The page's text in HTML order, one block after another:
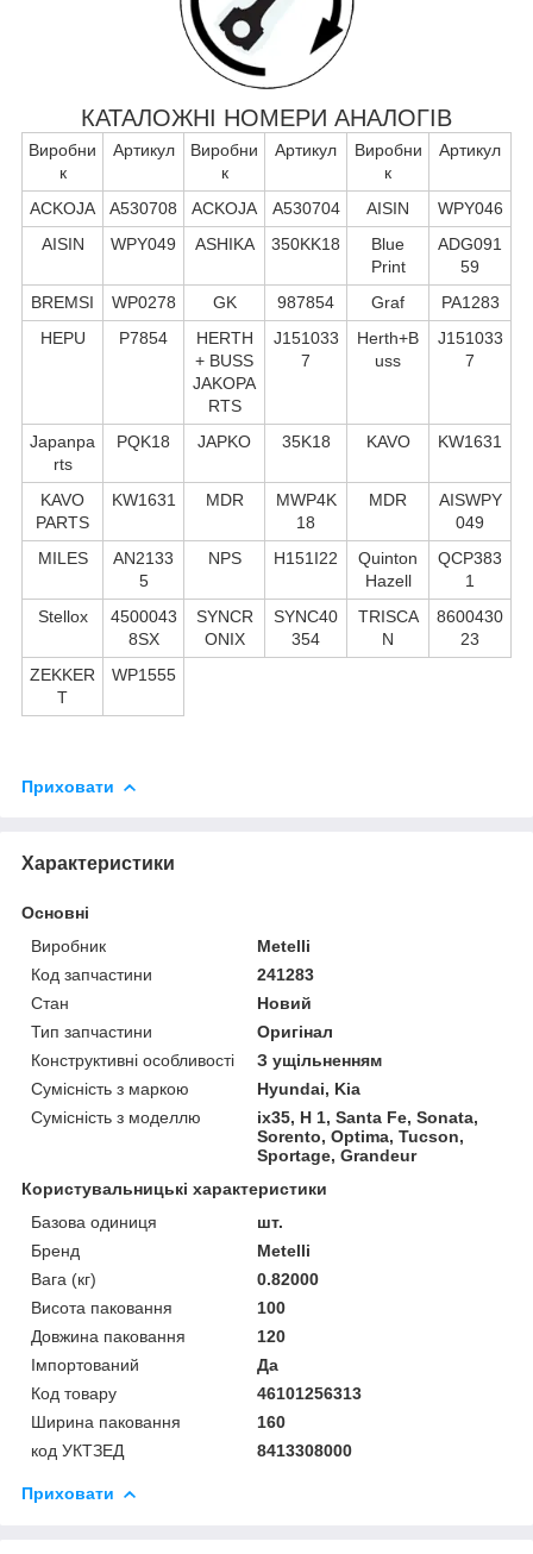
КАТАЛОЖНІ НОМЕРИ АНАЛОГІВ
Виробни
к
Артикул
Виробни
к
Артикул
Виробни
к
Артикул
ACKOJA A530708 ACKOJA A530704 AISIN
WPY046
AISIN
WPY049 ASHIKA 350KK18
Blue
Print
ADG091
59
BREMSI
WP0278 GK 987854 Graf
PA1283
HEPU
P7854
HERTH
+ BUSS
JAKOPA
RTS
J151033
7
Herth+B
uss
J151033
7
Japanpa
rts
PQK18 JAPKO 35K18 KAVO KW1631
KAVO
PARTS
KW1631 MDR
MWP4K
18
MDR
AISWPY
049
MILES
AN2133
5
NPS H151I22
Quinton
Hazell
QCP383
1
Stellox
4500043
8SX
SYNCR
ONIX
SYNC40
354
TRISCA
N
8600430
23
ZEKKER
T
WP1555
Приховати
Характеристики
Основні
Виробник
Metelli
Код запчастини
241283
Стан
Новий
Тип запчастини
Оригінал
Конструктивні особливості
З ущільненням
Сумісність з маркою
Hyundai, Kia
Сумісність з моделлю
ix35, H 1, Santa Fe, Sonata,
Sorento, Optima, Tucson,
Sportage, Grandeur
Користувальницькі характеристики
Базова одиниця
шт.
Бренд
Metelli
Вага (кг)
0.82000
Висота паковання
100
Довжина паковання
120
Імпортований
Да
Код товару
46101256313
Ширина паковання
160
код УКТЗЕД
8413308000
Приховати